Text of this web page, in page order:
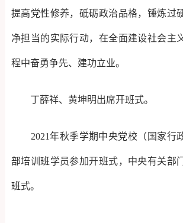
提高党性修养，砥砺政治品格，锤炼过
净担当的实际行动，在全面建设社会主
程中奋勇争先、建功立业。
丁薛祥、黄坤明出席开班式。
2021年秋季学期中央党校（国家行
部培训班学员参加开班式，中央有关部
班式。